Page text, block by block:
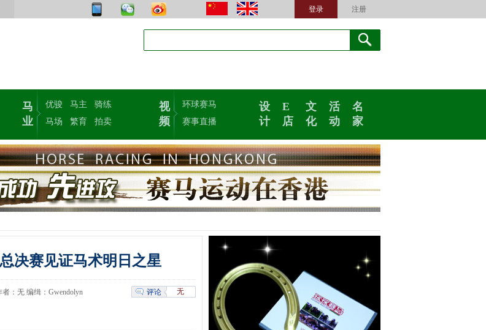
注册
登录
马
业
优骏 马主
骑练
马场
繁育 拍卖
视
频
环球赛马
赛事直播
设
计
E
店
文
化
活
动
名
家
决赛见证马术明日之星
评论 无
者：无 编缉：Gwendolyn